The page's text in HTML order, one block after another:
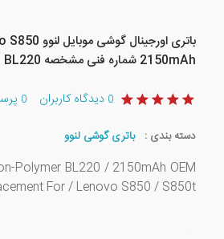
2150mAh شماره فنی مشخصه BL220
0 دیدگاه کاربران 0
دسته بندی : باتری گوشی لنوو
Polymer BL220 / 2150mAh OEM
For / Lenovo S850 / S850t